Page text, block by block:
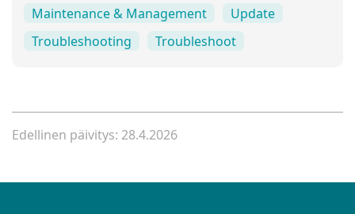
Maintenance & Management
Update
Troubleshooting
Troubleshoot
Edellinen päivitys: 28.4.2026